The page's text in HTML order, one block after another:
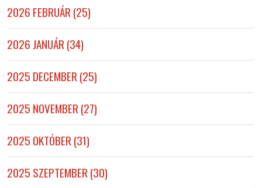
2026 FEBRUÁR (25)
2026 JANUÁR (34)
2025 DECEMBER (25)
2025 NOVEMBER (27)
2025 OKTÓBER (31)
2025 SZEPTEMBER (30)